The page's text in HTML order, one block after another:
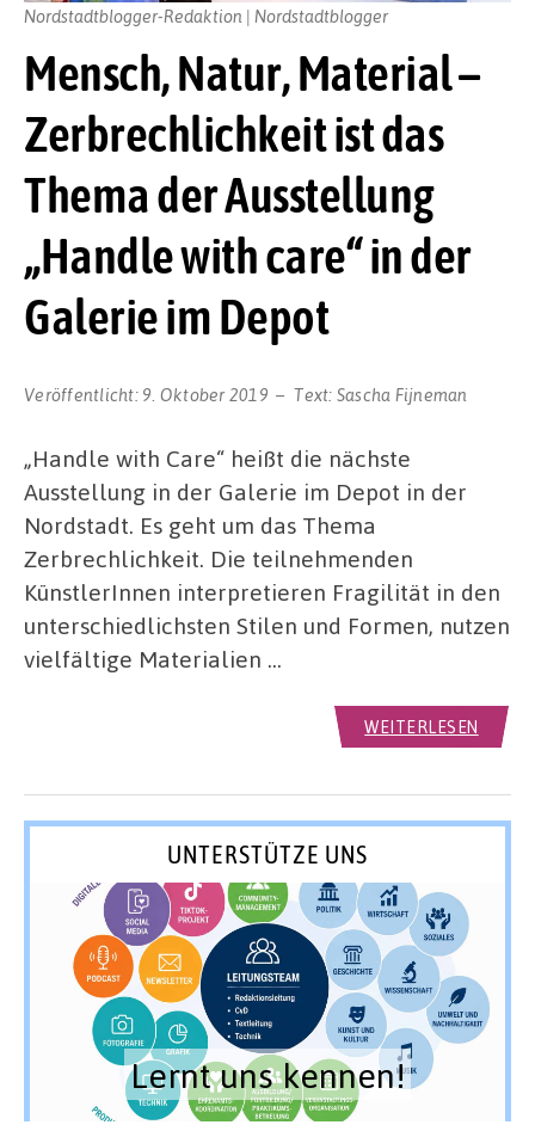
Mensch, Natur, Material –
Zerbrechlichkeit ist das
Thema der Ausstellung
„Handle with care“ in der
Galerie im Depot
Veröffentlicht: 9. Oktober 2019 Text: Sascha Fijneman
Nordstadtblogger-Redaktion | Nordstadtblogger
„Handle with Care“ heißt die nächste
Ausstellung in der Galerie im Depot in der
Nordstadt. Es geht um das Thema
Zerbrechlichkeit. Die teilnehmenden
KünstlerInnen interpretieren Fragilität in den
unterschiedlichsten Stilen und Formen, nutzen
vielfältige Materialien …
WEITERLESEN
UNTERSTÜTZE UNS
Lernt uns kennen!